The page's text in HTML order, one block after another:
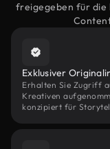
freigegeben für die
Exklusiver
Erhalten Sie Zugriff
Kreativen
konzipiert für